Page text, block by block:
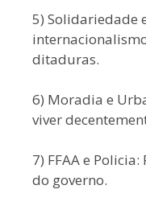
5) Solidariedade
ditaduras.
6) Moradia e
viver
7) FFAA e
do governo.